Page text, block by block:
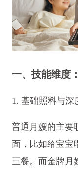
一、技能维度
1. 基础照料与深
普通月嫂的主要
面，比如给宝宝
三餐。而金牌月